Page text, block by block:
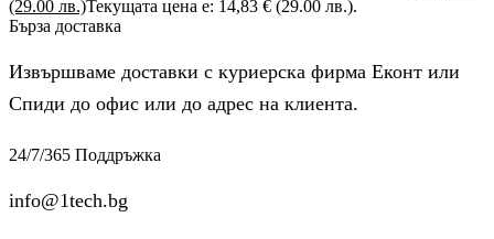
(29.00 лв.)Текущата цена е: 14,83 € (29.00 лв.).
Бърза доставка
Извършваме доставки с куриерска фирма Еконт или
Спиди до офис или до адрес на клиента.
24/7/365 Поддръжка
info@1tech.bg